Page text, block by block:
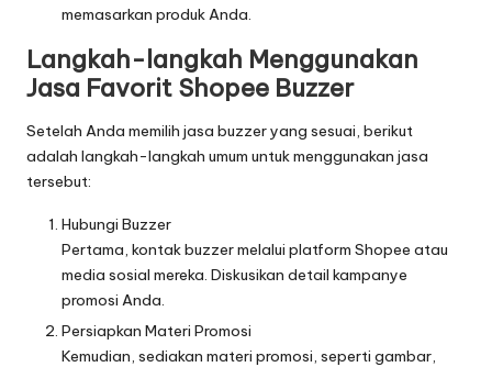
memasarkan produk Anda.
Langkah-langkah Menggunakan
Jasa Favorit Shopee Buzzer
Setelah Anda memilih jasa buzzer yang sesuai, berikut
adalah langkah-langkah umum untuk menggunakan jasa
tersebut:
Hubungi Buzzer
Pertama, kontak buzzer melalui platform Shopee atau
media sosial mereka. Diskusikan detail kampanye
promosi Anda.
Persiapkan Materi Promosi
Kemudian, sediakan materi promosi, seperti gambar,